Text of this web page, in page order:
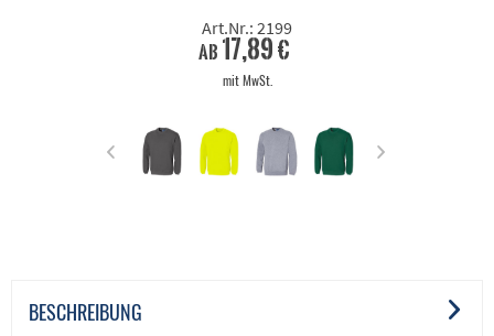
Art.Nr.: 2199
ab 17,89 €
mit MwSt.
BESCHREIBUNG